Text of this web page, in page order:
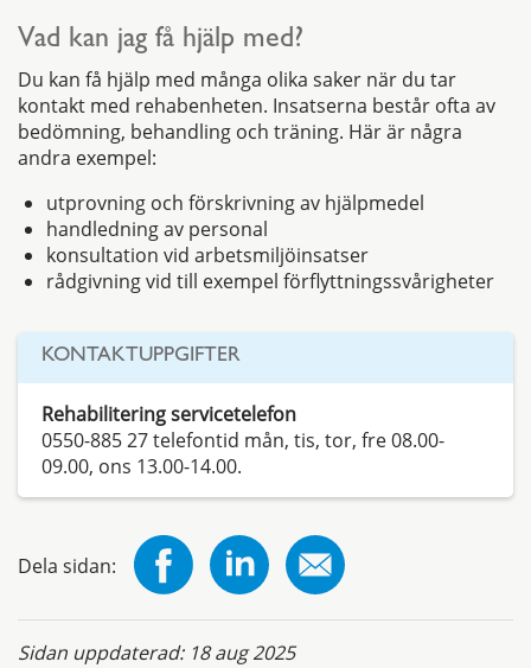
Vad kan jag få hjälp med?
Du kan få hjälp med många olika saker när du tar
kontakt med rehabenheten. Insatserna består ofta av
bedömning, behandling och träning. Här är några
andra exempel:
utprovning och förskrivning av hjälpmedel
handledning av personal
konsultation vid arbetsmiljöinsatser
rådgivning vid till exempel förflyttningssvårigheter
KONTAKTUPPGIFTER
Rehabilitering servicetelefon
0550-885 27 telefontid mån, tis, tor, fre 08.00-
09.00, ons 13.00-14.00.
Dela sidan:
Sidan uppdaterad: 18 aug 2025